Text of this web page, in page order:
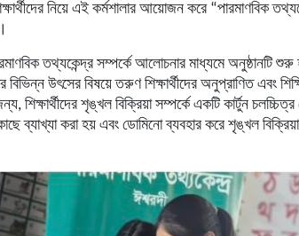
নিয়ে এই কর্মশালার আয়োজন করে “পারমাণবিক
তথ্যকেন্দ্র সম্পর্কে আলোচনার মাধ্যমে অনুষ্ঠানটি
উৎসের বিষয়ে তরুণ শিক্ষার্থীদের অনুপ্রাণিত এবং
শিক্ষার্থীদের শৃঙ্খল বিক্রিয়া সম্পর্কে একটি কার্টুন
কাছে ব্যাখ্যা করা হয় এবং ডোমিনো ব্যবহার করে শৃঙ্খল